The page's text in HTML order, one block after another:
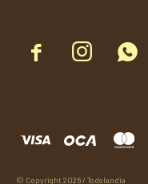
  
© Copyright 2026 / Todolandia